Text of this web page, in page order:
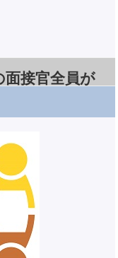
面接官全員が